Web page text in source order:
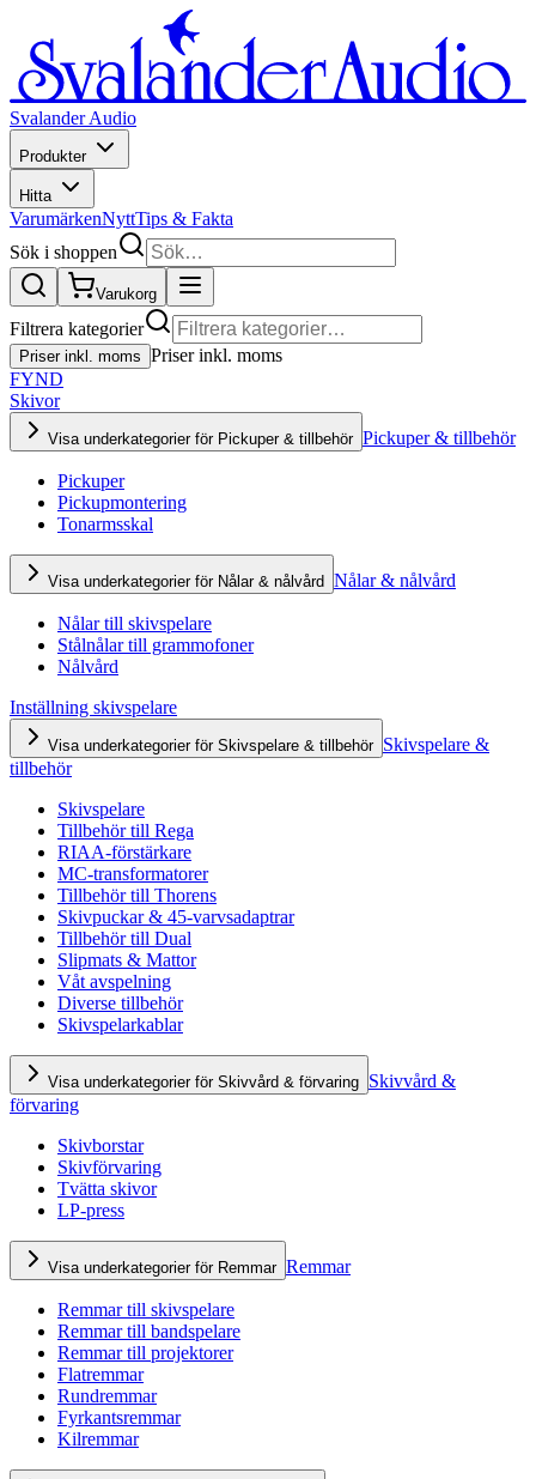
Svalander Audio
Produkter
Hitta
VarumärkenNyttTips & Fakta
Sök i shoppen
Varukorg
Filtrera kategorier
Priser inkl. moms Priser inkl. moms
FYND
Skivor
Visa underkategorier för Pickuper & tillbehör Pickuper & tillbehör
Pickuper
Pickupmontering
Tonarmsskal
Visa underkategorier för Nålar & nålvård Nålar & nålvård
Nålar till skivspelare
Stålnålar till grammofoner
Nålvård
Inställning skivspelare
Visa underkategorier för Skivspelare & tillbehör Skivspelare &
tillbehör
Skivspelare
Tillbehör till Rega
RIAA-förstärkare
MC-transformatorer
Tillbehör till Thorens
Skivpuckar & 45-varvsadaptrar
Tillbehör till Dual
Slipmats & Mattor
Våt avspelning
Diverse tillbehör
Skivspelarkablar
Visa underkategorier för Skivvård & förvaring Skivvård &
förvaring
Skivborstar
Skivförvaring
Tvätta skivor
LP-press
Visa underkategorier för Remmar Remmar
Remmar till skivspelare
Remmar till bandspelare
Remmar till projektorer
Flatremmar
Rundremmar
Fyrkantsremmar
Kilremmar